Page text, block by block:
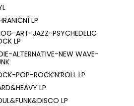
LP
ART-JAZZ-PSYCHEDELIC
LP
ALTERNATIVE-NEW WAVE-
POP-ROCK’N’ROLL LP
LP
LP
TREE LP